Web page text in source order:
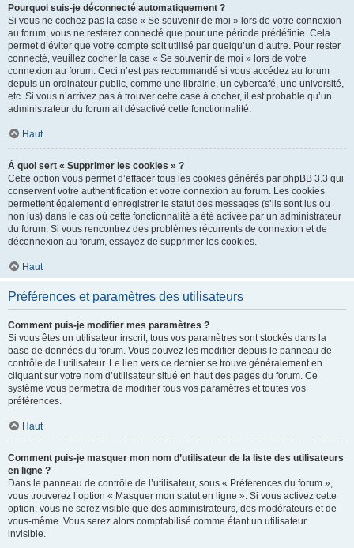
Pourquoi suis-je déconnecté automatiquement ?
Si vous ne cochez pas la case « Se souvenir de moi » lors de votre connexion
au forum, vous ne resterez connecté que pour une période prédéfinie. Cela
permet d’éviter que votre compte soit utilisé par quelqu’un d’autre. Pour rester
connecté, veuillez cocher la case « Se souvenir de moi » lors de votre
connexion au forum. Ceci n’est pas recommandé si vous accédez au forum
depuis un ordinateur public, comme une librairie, un cybercafé, une université,
etc. Si vous n’arrivez pas à trouver cette case à cocher, il est probable qu’un
administrateur du forum ait désactivé cette fonctionnalité.
Haut
À quoi sert « Supprimer les cookies » ?
Cette option vous permet d’effacer tous les cookies générés par phpBB 3.3 qui
conservent votre authentification et votre connexion au forum. Les cookies
permettent également d’enregistrer le statut des messages (s’ils sont lus ou
non lus) dans le cas où cette fonctionnalité a été activée par un administrateur
du forum. Si vous rencontrez des problèmes récurrents de connexion et de
déconnexion au forum, essayez de supprimer les cookies.
Haut
Préférences et paramètres des utilisateurs
Comment puis-je modifier mes paramètres ?
Si vous êtes un utilisateur inscrit, tous vos paramètres sont stockés dans la
base de données du forum. Vous pouvez les modifier depuis le panneau de
contrôle de l’utilisateur. Le lien vers ce dernier se trouve généralement en
cliquant sur votre nom d’utilisateur situé en haut des pages du forum. Ce
système vous permettra de modifier tous vos paramètres et toutes vos
préférences.
Haut
Comment puis-je masquer mon nom d’utilisateur de la liste des utilisateurs
en ligne ?
Dans le panneau de contrôle de l’utilisateur, sous « Préférences du forum »,
vous trouverez l’option « Masquer mon statut en ligne ». Si vous activez cette
option, vous ne serez visible que des administrateurs, des modérateurs et de
vous-même. Vous serez alors comptabilisé comme étant un utilisateur
invisible.